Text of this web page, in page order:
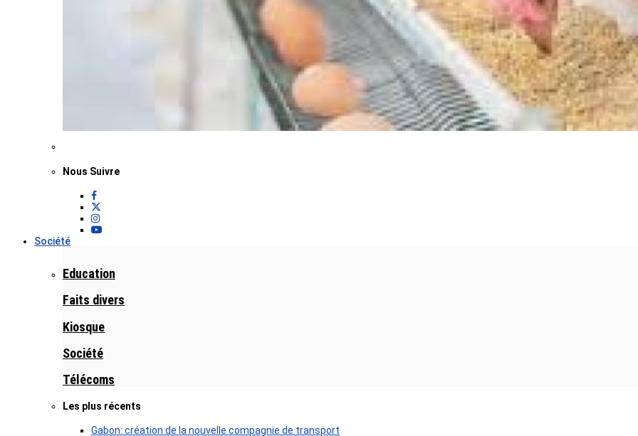
Nous Suivre
Société
Education
Faits divers
Kiosque
Société
Télécoms
Les plus récents
Gabon: création de la nouvelle compagnie de transport